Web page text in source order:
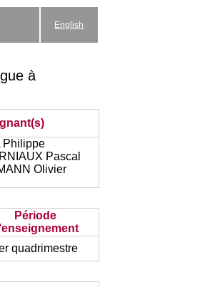
English
à
Philippe
Pascal
Olivier
Période
quadrimestre